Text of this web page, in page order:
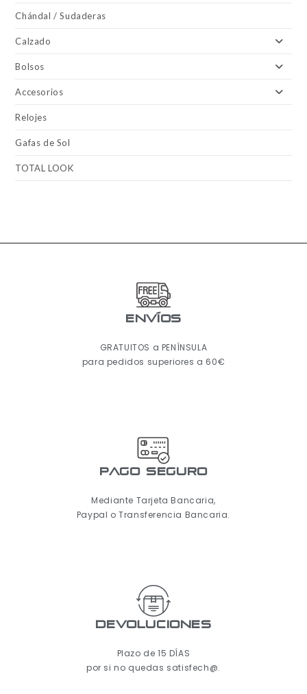
Chándal / Sudaderas
Calzado
Bolsos
Accesorios
Relojes
Gafas de Sol
TOTAL LOOK
ENVÍOS
GRATUITOS a PENÍNSULA
para pedidos superiores a 60€
pago seguro
Mediante Tarjeta Bancaria,
Paypal o Transferencia Bancaria.
Devoluciones
Plazo de 15 DÍAS
por si no quedas satisfech@.